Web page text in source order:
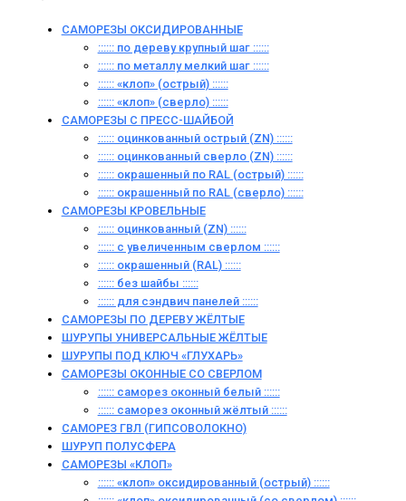
САМОРЕЗЫ ОКСИДИРОВАННЫЕ
:::::: по дереву крупный шаг ::::::
:::::: по металлу мелкий шаг ::::::
:::::: «клоп» (острый) ::::::
:::::: «клоп» (сверло) ::::::
САМОРЕЗЫ С ПРЕСС-ШАЙБОЙ
:::::: оцинкованный острый (ZN) ::::::
:::::: оцинкованный сверло (ZN) ::::::
:::::: окрашенный по RAL (острый) ::::::
:::::: окрашенный по RAL (сверло) ::::::
САМОРЕЗЫ КРОВЕЛЬНЫЕ
:::::: оцинкованный (ZN) ::::::
:::::: с увеличенным сверлом ::::::
:::::: окрашенный (RAL) ::::::
:::::: без шайбы ::::::
:::::: для сэндвич панелей ::::::
САМОРЕЗЫ ПО ДЕРЕВУ ЖЁЛТЫЕ
ШУРУПЫ УНИВЕРСАЛЬНЫЕ ЖЁЛТЫЕ
ШУРУПЫ ПОД КЛЮЧ «ГЛУХАРЬ»
САМОРЕЗЫ ОКОННЫЕ СО СВЕРЛОМ
:::::: саморез оконный белый ::::::
:::::: саморез оконный жёлтый ::::::
САМОРЕЗ ГВЛ (ГИПСОВОЛОКНО)
ШУРУП ПОЛУСФЕРА
САМОРЕЗЫ «КЛОП»
:::::: «клоп» оксидированный (острый) ::::::